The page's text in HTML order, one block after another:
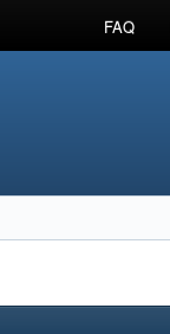
FAQ